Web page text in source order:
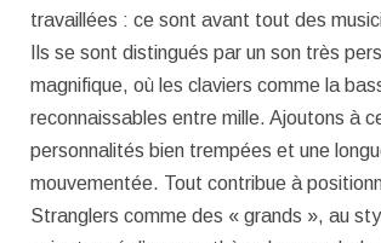
travaillées : ce sont avant tout des
Ils se sont distingués par un son très
magnifique, où les claviers comme la
reconnaissables entre mille. Ajoutons à
personnalités bien trempées et une
mouvementée. Tout contribue à
Stranglers comme des « grands », au